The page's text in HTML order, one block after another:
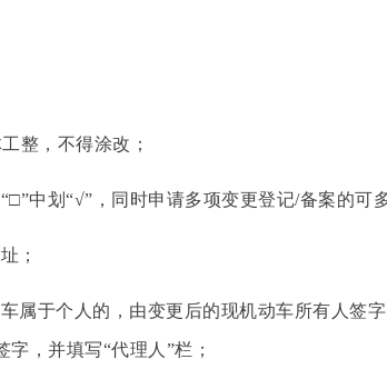
整，不得涂改；
中划“√”，同时申请多项变更登记/备案的可多
；
于个人的，由变更后的现机动车所有人签
，并填写“代理人”栏；